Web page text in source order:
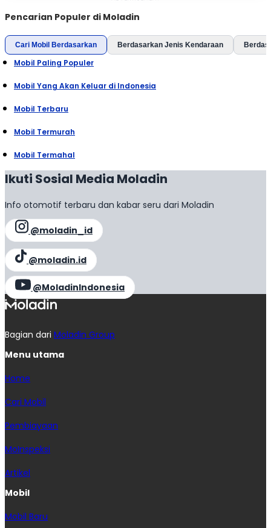
Pencarian Populer di Moladin
Cari Mobil Berdasarkan Berdasarkan Jenis Kendaraan
Mobil Paling Populer
Mobil Yang Akan Keluar di Indonesia
Mobil Terbaru
Mobil Termurah
Mobil Termahal
Ikuti Sosial Media Moladin
Info otomotif terbaru dan kabar seru dari Moladin
@moladin_id
@moladin.id
@MoladinIndonesia
Bagian dari Moladin Group
Menu utama
Home
Cari Mobil
Pembiayaan
MoInspeksi
Artikel
Mobil
Mobil Baru